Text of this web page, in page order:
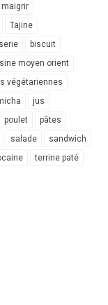
maigrir
Tajine
biscuit
moyen orient
végétariennes
jus
poulet
pâtes
salade
sandwich
terrine paté